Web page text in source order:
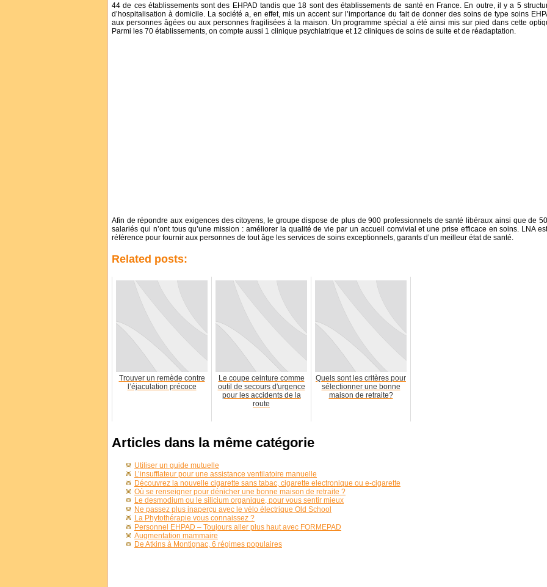
44 de ces établissements sont des EHPAD tandis que 18 sont des établissements de santé en France. En outre, il y a 5
d’hospitalisation à domicile. La société a, en effet, mis un accent sur l’importance du fait de donner des soins de type soins
aux personnes âgées ou aux personnes fragilisées à la maison. Un programme spécial a été ainsi mis sur pied dans cette
Parmi les 70 établissements, on compte aussi 1 clinique psychiatrique et 12 cliniques de soins de suite et de réadaptation.
Afin de répondre aux exigences des citoyens, le groupe dispose de plus de 900 professionnels de santé libéraux ainsi que de
salariés qui n’ont tous qu’une mission : améliorer la qualité de vie par un accueil convivial et une prise efficace en soins. LNA
référence pour fournir aux personnes de tout âge les services de soins exceptionnels, garants d’un meilleur état de santé.
Related posts:
Trouver un remède contre
l’éjaculation précoce
Le coupe ceinture comme
outil de secours d'urgence
pour les accidents de la
route
Quels sont les critères pour
sélectionner une bonne
maison de retraite?
Articles dans la même catégorie
Utiliser un guide mutuelle
L’insufflateur pour une assistance ventilatoire manuelle
Découvrez la nouvelle cigarette sans tabac, cigarette electronique ou e-cigarette
Où se renseigner pour dénicher une bonne maison de retraite ?
Le desmodium ou le silicium organique, pour vous sentir mieux
Ne passez plus inaperçu avec le vélo électrique Old School
La Phytothérapie vous connaissez ?
Personnel EHPAD – Toujours aller plus haut avec FORMEPAD
Augmentation mammaire
De Atkins à Montignac, 6 régimes populaires